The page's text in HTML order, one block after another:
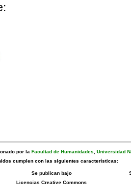
por laFacultad de Humanidades ,Universidad
cumplen con las siguientes características:
Se publican bajo
Licencias Creative Commons